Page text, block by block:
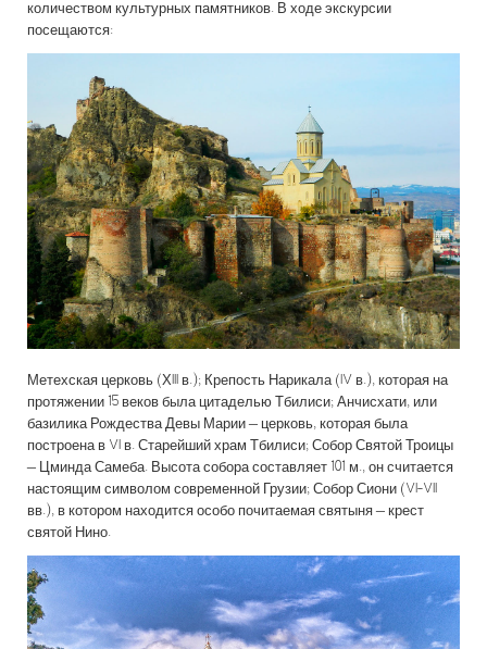
количеством культурных памятников. В ходе экскурсии
посещаются:
Метехская церковь (ХIII в.); Крепость Нарикала (IV в.), которая на
протяжении 15 веков была цитаделью Тбилиси; Анчисхати, или
базилика Рождества Девы Марии – церковь, которая была
построена в VI в. Старейший храм Тбилиси; Собор Святой Троицы
– Цминда Самеба. Высота собора составляет 101 м., он считается
настоящим символом современной Грузии; Собор Сиони (VI-VII
вв.), в котором находится особо почитаемая святыня – крест
святой Нино.